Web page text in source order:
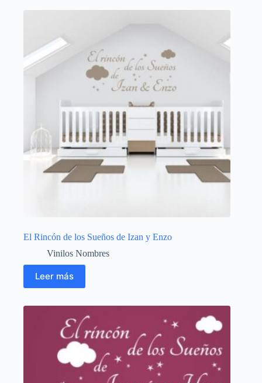
El Rincón de los Sueños de Izan y Enzo
Vinilos Nombres
Leer más